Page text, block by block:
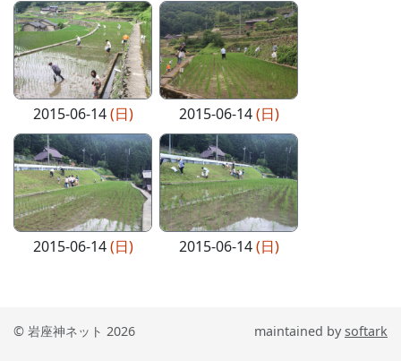
2015-06-14(日) 2015-06-14(日)
2015-06-14(日) 2015-06-14(日)
© 岩座神ネット 2026 maintained bysoftark